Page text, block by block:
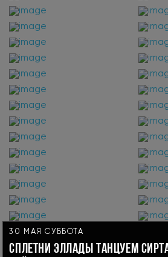
30 МАЯ СУББОТА
СПЛЕТНИ ЭЛЛАДЫ ТАНЦУЕМ